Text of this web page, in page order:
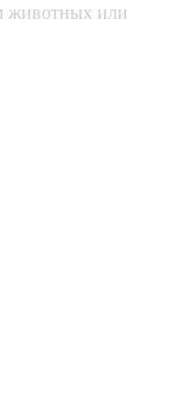
животных или